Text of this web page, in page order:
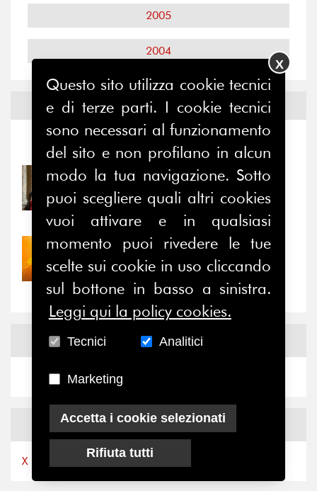
2005
2004
Notizie ed Eventi
Eventi
31/07/2026
Prima della pausa estiva,
il valore di...
30/07/2026
Nove anni dopo la
“grande cecità”: la...
NewsFacebook
NewsX
X by Ferpi2puntozero
Questo sito utilizza cookie tecnici
e di terze parti. I cookie tecnici
sono necessari al funzionamento
del sito e non profilano in alcun
modo la tua navigazione. Sotto
puoi scegliere quali altri cookies
vuoi attivare e in qualsiasi
momento puoi rivedere le tue
scelte sui cookie in uso cliccando
sul bottone in basso a sinistra.
Leggi qui la policy cookies.
Tecnici Analitici
Marketing
Accetta i cookie selezionati
Rifiuta tutti
X